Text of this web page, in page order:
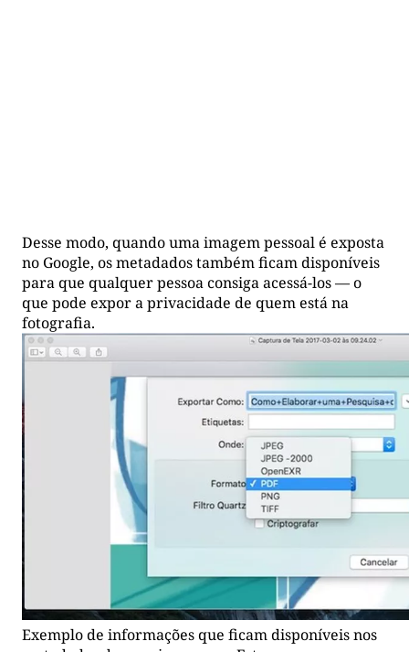
Desse modo, quando uma imagem pessoal é exposta
no Google, os metadados também ficam disponíveis
para que qualquer pessoa consiga acessá-los — o
que pode expor a privacidade de quem está na
fotografia.
Exemplo de informações que ficam disponíveis nos